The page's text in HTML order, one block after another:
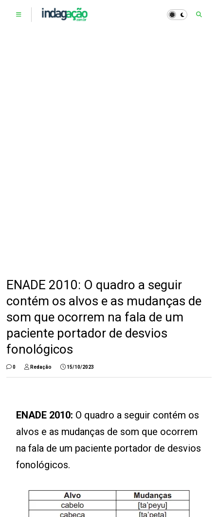
ENADE 2010: O quadro a seguir
contém os alvos e as mudanças de
som que ocorrem na fala de um
paciente portador de desvios
fonológicos
0 Redação 15/10/2023
ENADE 2010: O quadro a seguir contém os
alvos e as mudanças de som que ocorrem
na fala de um paciente portador de desvios
fonológicos.